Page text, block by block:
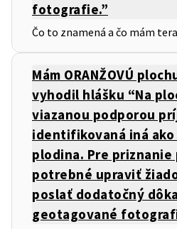
fotografie.”
Čo to znamená a čo mám
Mám ORANŽOVÚ
vyhodil hlášku “Na
viazanou podporou
identifikovaná iná
plodina. Pre priznanie
potrebné upraviť
poslať dodatočný
geotagované